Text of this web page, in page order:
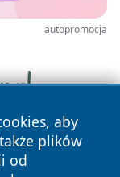
autopromocja
aby
plików
od